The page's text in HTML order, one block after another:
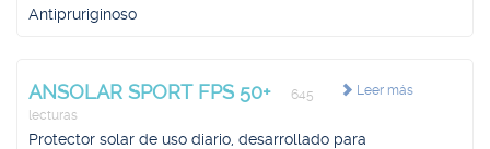
Antipruriginoso
Leer más
ANSOLAR SPORT FPS 50+
645
lecturas
Protector solar de uso diario, desarrollado para